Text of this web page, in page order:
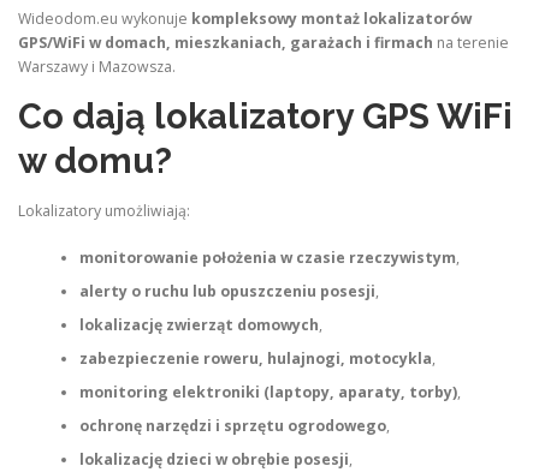
Wideodom.eu wykonuje kompleksowy montaż lokalizatorów
GPS/WiFi w domach, mieszkaniach, garażach i firmach na terenie
Warszawy i Mazowsza.
Co dają lokalizatory GPS WiFi
w domu?
Lokalizatory umożliwiają:
monitorowanie położenia w czasie rzeczywistym,
alerty o ruchu lub opuszczeniu posesji,
lokalizację zwierząt domowych,
zabezpieczenie roweru, hulajnogi, motocykla,
monitoring elektroniki (laptopy, aparaty, torby),
ochronę narzędzi i sprzętu ogrodowego,
lokalizację dzieci w obrębie posesji,